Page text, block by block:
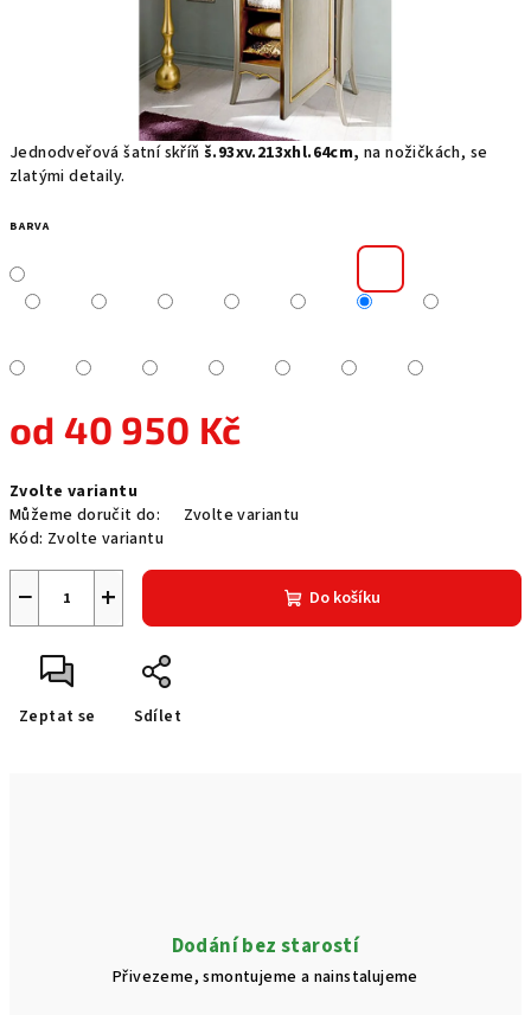
Jednodveřová šatní skříň š.93xv.213xhl.64cm, na nožičkách, se
zlatými detaily.
BARVA
od40 950 Kč
cena:
Zvolte variantu
Můžeme doručit do:
Zvolte variantu
Kód: Zvolte variantu
+
− Do košíku
Zeptat se Sdílet
Dodání bez starostí
Přivezeme, smontujeme a nainstalujeme